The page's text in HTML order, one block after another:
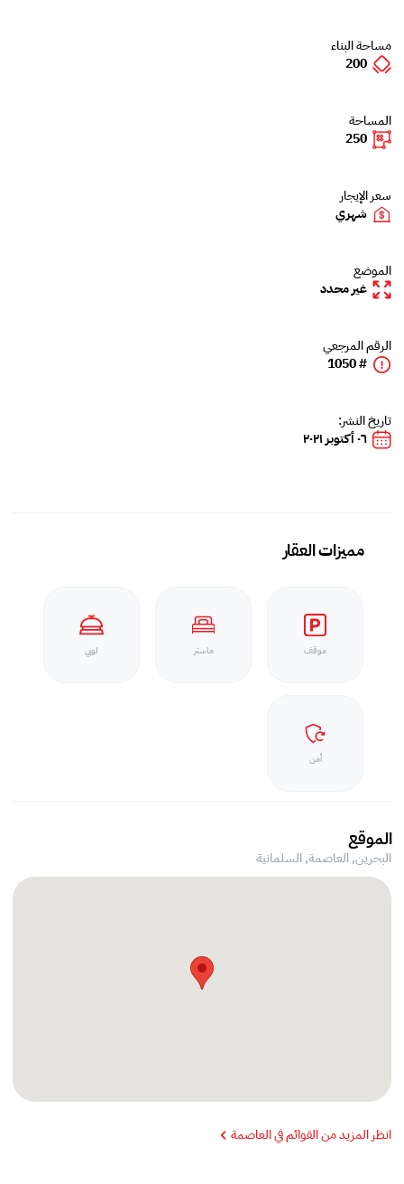
مساحة البناء
200
المساحة
250
سعر الإيجار
شهري
الموضع
غير محدد
الرقم المرجعي
# 1050
تاريخ النشر:
٠٦ أكتوبر ٢٠٢١
مميزات العقار
موقف ماستر لوبي
أمن
الموقع
البحرين, العاصمة,السلمانية
انظر المزيد من القوائم في العاصمة